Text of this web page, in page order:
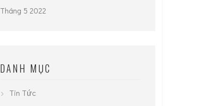
Tháng 5 2022
DANH MỤC
Tin Tức